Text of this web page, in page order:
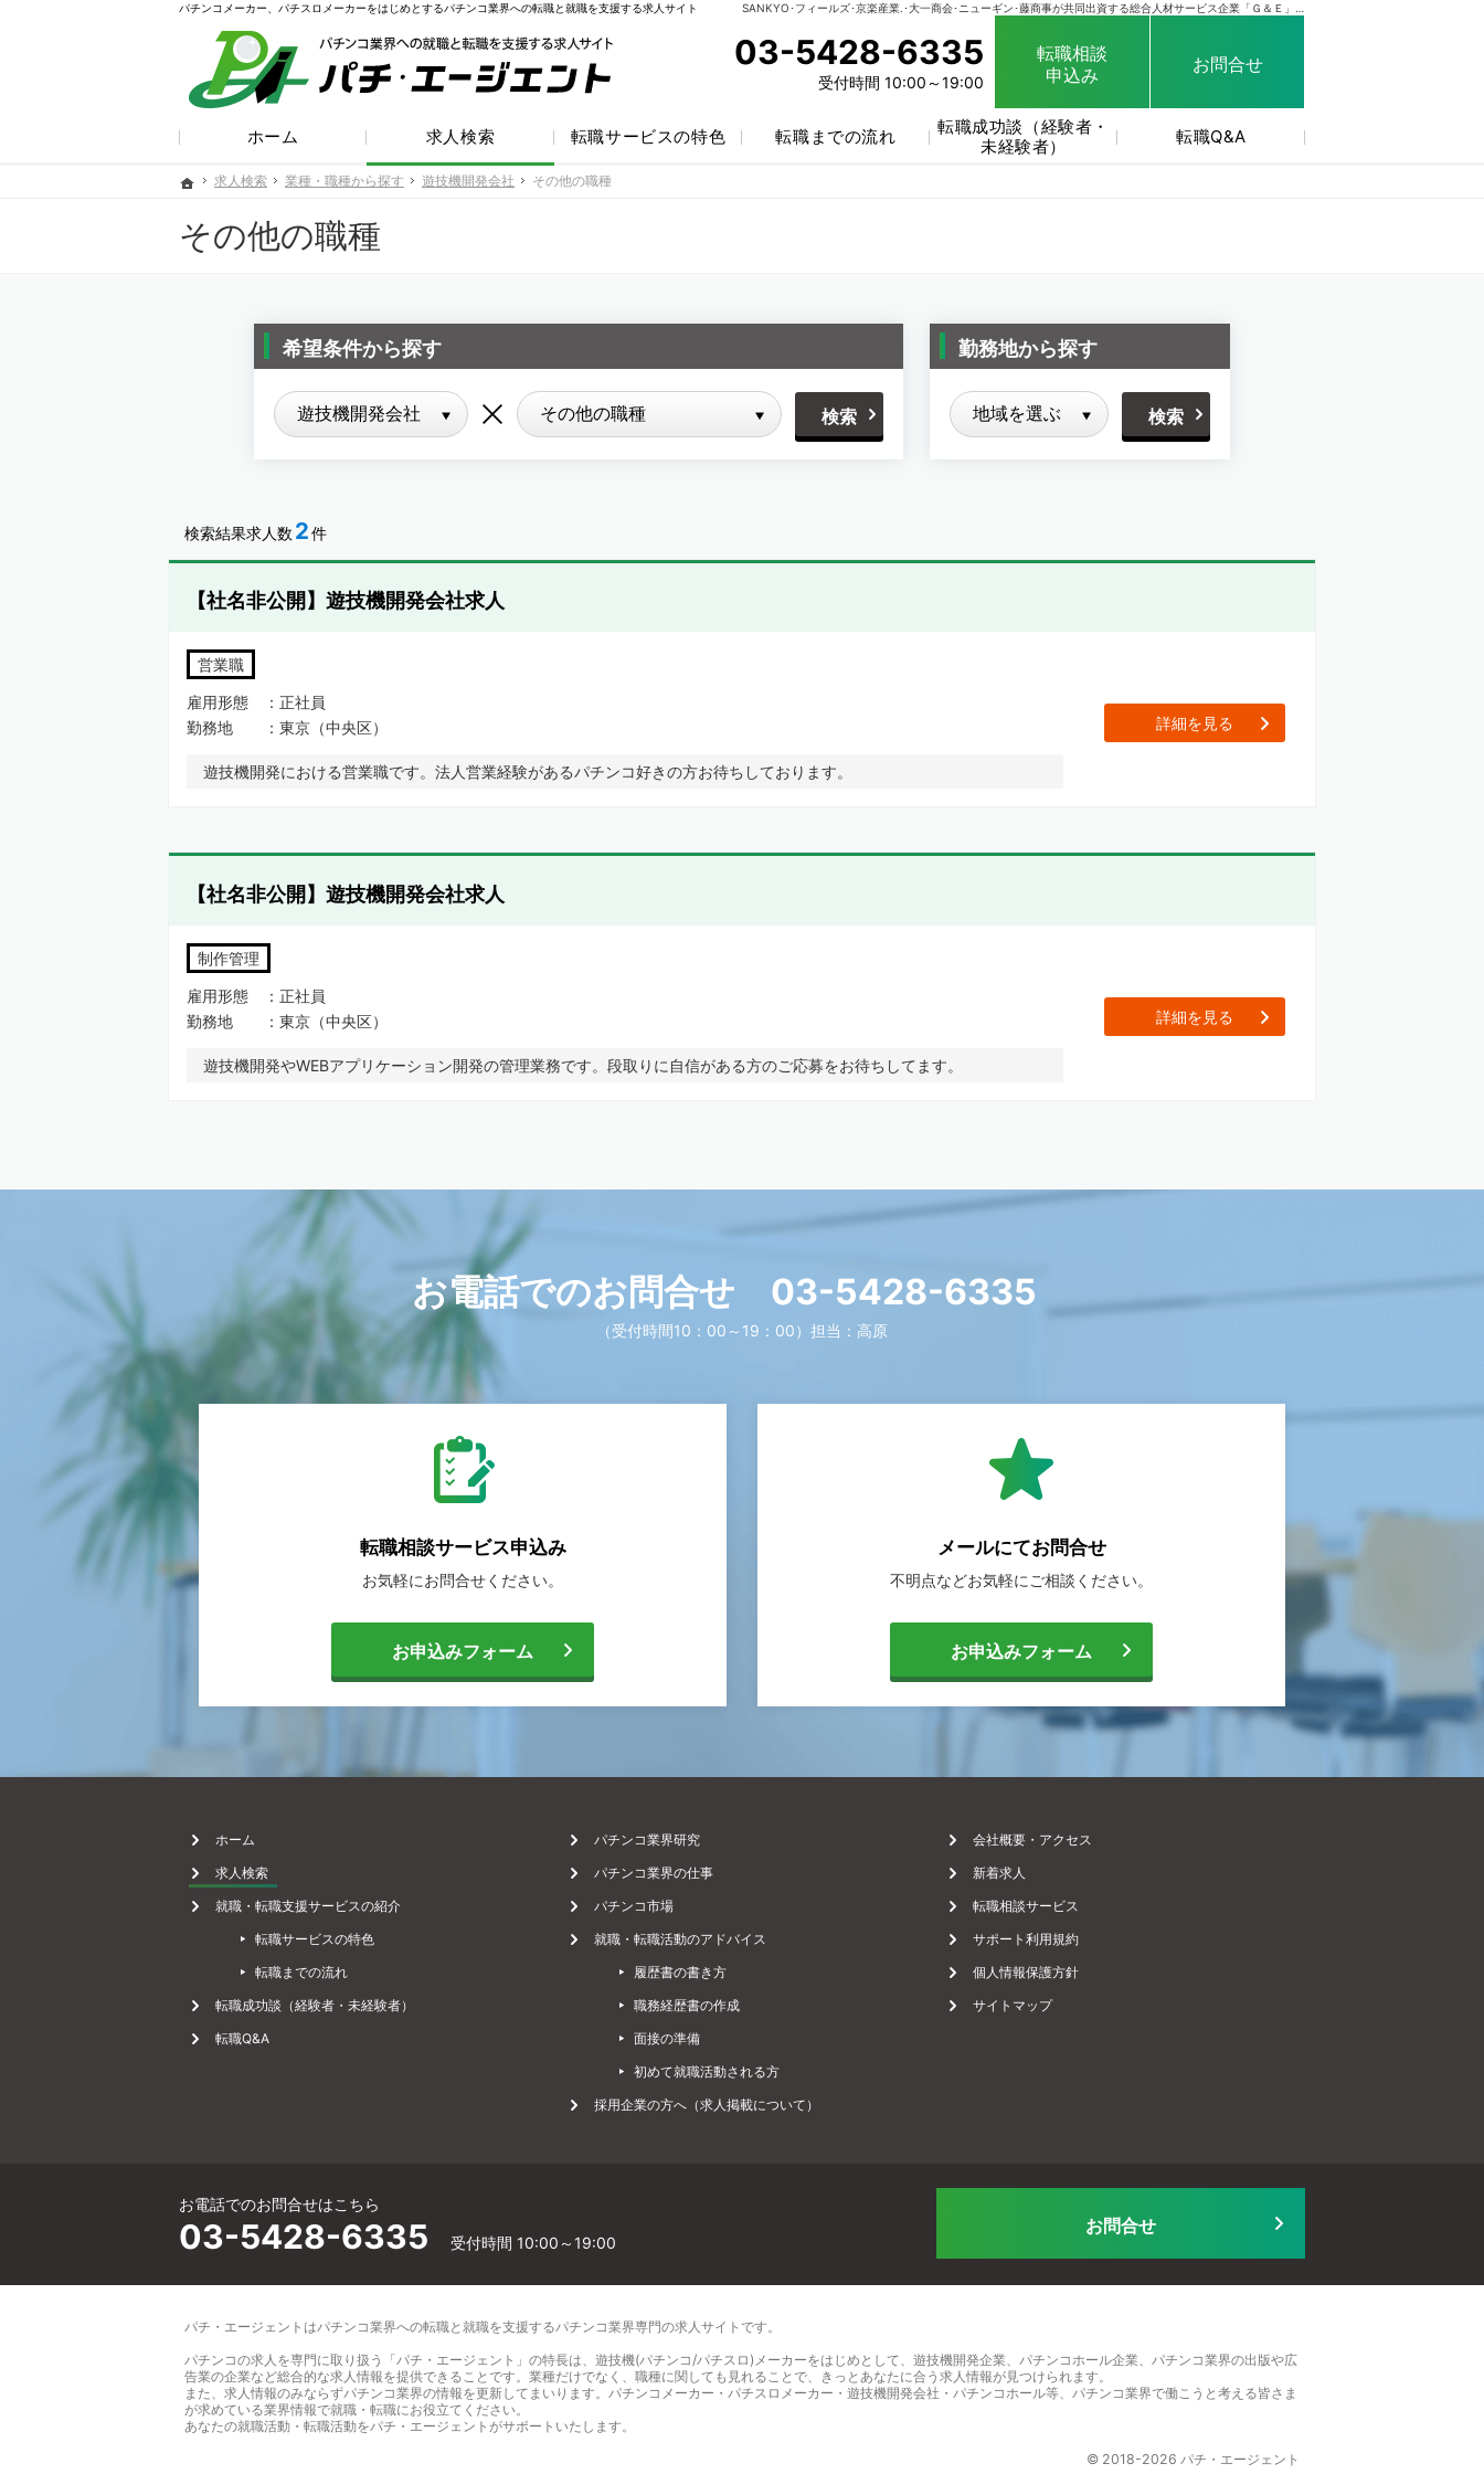
ホーム
求人検索 業種・職種から探す 遊技機開発会社 その他の職種
その他の職種
パチンコメーカー、パチスロメーカーをはじめとするパチンコ業界への転職と就職を支援する求人サイト
希望条件から探す 勤務地から探す
検索結果求人数 2件
【社名非公開】遊技機開発会社求人
営業職
雇用形態
正社員
勤務地
東京（中央区）
遊技機開発における営業職です。法人営業経験があるパチンコ好きの方お待ちしております。
詳細を見る
【社名非公開】遊技機開発会社求人
制作管理
雇用形態
正社員
勤務地
東京（中央区）
遊技機開発やWEBアプリケーション開発の管理業務です。段取りに自信がある方のご応募をお待ちしてます。
詳細を見る
お電話でのお問合せ 03-5428-6335
（受付時間10：00～19：00） 担当：高原
転職相談サービス申込み
お気軽にお問合せください。
相
談
ス
お申込みフォーム
メールにてお問合せ
不明点などお気軽に ご相談ください。
お申込みフォーム
ホーム
求人検索
就職・転職支援サービスの紹介
転職サービスの特色
転職までの流れ
転職成功談（経験者・未経験者）
転職Q&A
パチンコ業界研究
パチンコ業界の仕事
パチンコ市場
就職・転職活動のアドバイス
履歴書の書き方
職務経歴書の作成
面接の準備
初めて就職活動される方
採用企業の方へ（求人掲載について）
会社概要・アクセス
新着求人
転職相談サービス
サポート利用規約
個人情報保護方針
サイトマップ
03-5428-6335
受付時間 10:00～19:00
転職相談
申込み
お問合せ
ホーム 求人検索 転職サービスの特色 転職までの流れ
転職成功談（経験者・
未経験者）
転職Q&A
ホーム
求人検索 業種・職種から探す 遊技機開発会社 その他の職種
お電話でのお問合せはこちら
03-5428-6335 受付時間 10:00～19:00
お問合せ
パチ・エージェントはパチンコ業界への転職と就職を支援するパチンコ業界専門の求人サイト です。
パチンコの求人を専門に取り扱う「パチ・エージェント」の特長は、遊技機(パチンコ/パチスロ)メーカーをはじめとして、遊技機開発企業、パチンコホール企業、パチンコ業界の出版や広
告業の企業など総合的な求人情報を提供できることです。業種だけでなく、職種に関しても見れることで、きっとあなたに合う求人情報が見つけられます。
また、求人情報のみならずパチンコ業界の情報を更新してまいります。パチンコメーカー・パチスロメーカー・遊技機開発会社・パチンコホール等、パチンコ業界で働こうと考える皆さま
が求めている業界情報で就職・転職にお役立てください。
あなたの就職活動・転職活動をパチ・エージェントがサポートいたします。
© 2018-2026 パチ・エージェント